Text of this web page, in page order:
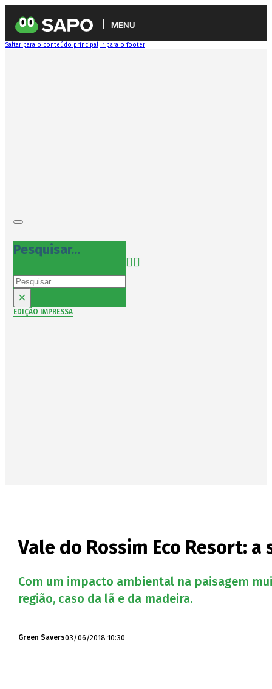
MENU
Saltar para o conteúdo principal Ir para o footer
Pesquisar...
Pesquisar
×
EDIÇÃO IMPRESSA
Vale do Rossim Eco Resort:
Com um impacto ambiental na paisagem
região, caso da lã e da madeira.
Green Savers03/06/2018 10:30